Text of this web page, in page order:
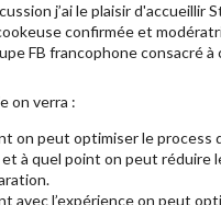
j’ai le plaisir d'accueillir
confirmée et
FB francophone consacré
on verra :
on peut optimiser le process
à quel point on peut réduire
avec l’expérience on peut